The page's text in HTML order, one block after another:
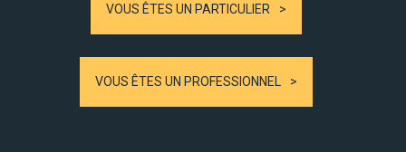
VOUS ÊTES UN PARTICULIER
VOUS ÊTES UN PROFESSIONNEL